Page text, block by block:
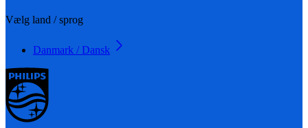
Vælg land / sprog
Danmark / Dansk